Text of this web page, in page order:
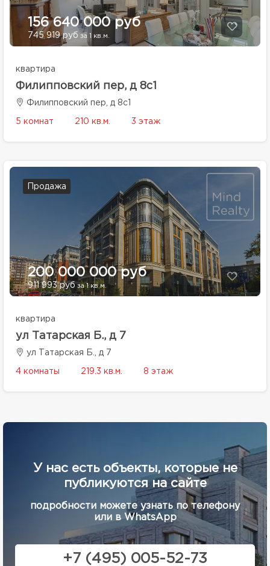
156 640 000 руб
745 919 руб за 1 кв.м.
квартира
Филипповский пер, д 8с1
Филипповский пер, д 8с1
5 комнат 210 кв.м. 3 этаж
Продажа
200 000 000 руб
911 993 руб за 1 кв.м.
квартира
ул Татарская Б., д 7
ул Татарская Б., д 7
4 комнаты 219.3 кв.м. 8 этаж
У нас есть объекты, которые не
публикуются на сайте
подробности можете узнать по телефону
или в WhatsApp
+7 (495) 005-52-73